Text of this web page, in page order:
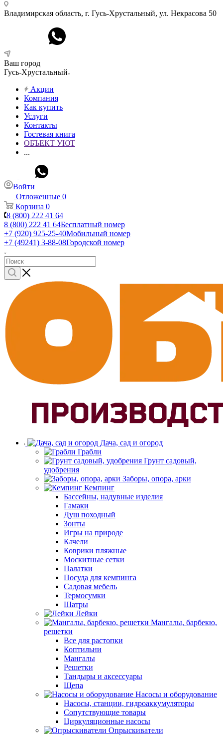
Владимирская область, г. Гусь-Хрустальный, ул. Некрасова 50
Ваш город
Гусь-Хрустальный
Акции
Компания
Как купить
Услуги
Контакты
Гостевая книга
ОБЪЕКТ УЮТ
...
Войти
Отложенные 0
Корзина 0
8 (800) 222 41 64
8 (800) 222 41 64Бесплатный номер
+7 (920) 925-25-40Мобильный номер
+7 (49241) 3-88-08Городской номер
Дача, сад и огород
Грабли
Грунт садовый,
удобрения
Заборы, опора, арки
Кемпинг
Бассейны, надувные изделия
Гамаки
Душ походный
Зонты
Игры на природе
Качели
Коврики пляжные
Москитные сетки
Палатки
Посуда для кемпинга
Садовая мебель
Термосумки
Шатры
Лейки
Мангалы, барбекю,
решетки
Все для растопки
Коптильни
Мангалы
Решетки
Тандыры и аксессуары
Щепа
Насосы и оборудование
Насосы, станции, гидроаккумуляторы
Сопутствующие товары
Циркуляционные насосы
Опрыскиватели